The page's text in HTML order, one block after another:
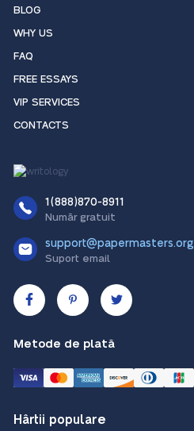
BLOG
WHY US
FAQ
FREE ESSAYS
VIP SERVICES
CONTACTS
1(888)870-8911
Număr gratuit
support@papermasters.org
Suport email
Metode de plată
Hârtii populare